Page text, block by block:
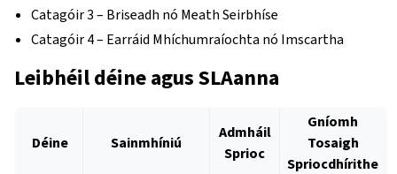
Catagóir 3 – Briseadh nó Meath Seirbhíse
Catagóir 4 – Earráid Mhíchumraíochta nó Imscartha
Leibhéil déine agus SLAanna
Déine Sainmhíniú
Admháil
Sprioc
Gníomh
Tosaigh
Spriocdhírithe